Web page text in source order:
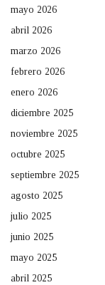
mayo 2026
abril 2026
marzo 2026
febrero 2026
enero 2026
diciembre 2025
noviembre 2025
octubre 2025
septiembre 2025
agosto 2025
julio 2025
junio 2025
mayo 2025
abril 2025